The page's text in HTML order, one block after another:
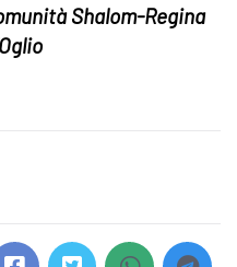
Shalom-Regina